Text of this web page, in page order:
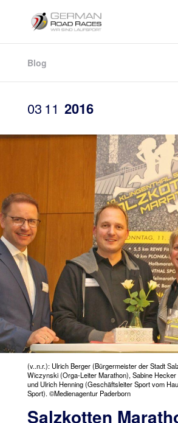
Blog
03 11 2016
(v..n.r.): Ulrich Berger (Bürgermeister der Stadt
Wiczynski (Orga-Leiter Marathon), Sabine
und Ulrich Henning (Geschäftsleiter Sport vom
Sport). ©Medienagentur Paderborn
Salzkotten